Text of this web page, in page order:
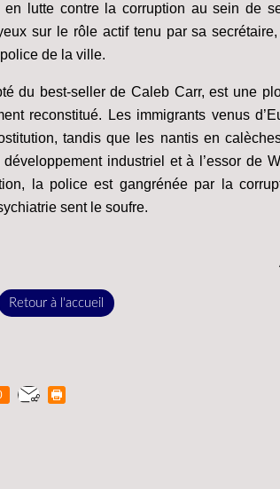
lutte contre la corruption au sein de
sur le rôle actif tenu par sa
de la ville.
du best-seller de Caleb Carr, est une
reconstitué. Les immigrants venus
tandis que les nantis en
industriel et à l’essor de
la police est gangrénée par la
sent le soufre.
Retour à l'accueil